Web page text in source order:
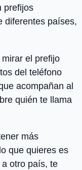
prefijos
diferentes países,
el prefijo
del teléfono
acompañan al
quién te llama
más
que quieres es
otro país, te